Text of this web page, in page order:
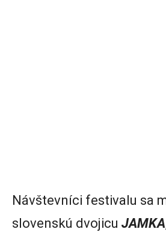
Návštevníci festivalu sa
slovenskú dvojicu JAMKA